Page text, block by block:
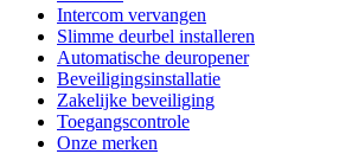
Intercom vervangen
Slimme deurbel installeren
Automatische deuropener
Beveiligingsinstallatie
Zakelijke beveiliging
Toegangscontrole
Onze merken